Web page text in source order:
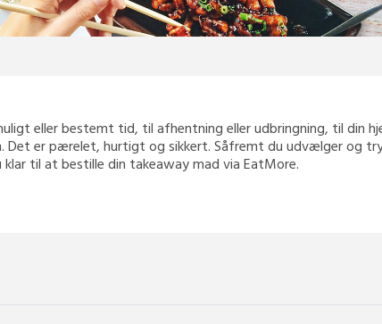
eller bestemt tid, til afhentning eller udbringning, til din
Det er pærelet, hurtigt og sikkert. Såfremt du udvælger og
til at bestille din takeaway mad via EatMore.